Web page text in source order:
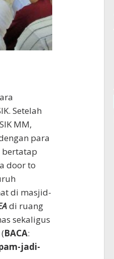
Setelah
MM,
para
bertatap
door to
di masjid-
di ruang
sekaligus
BACA:
jadi-